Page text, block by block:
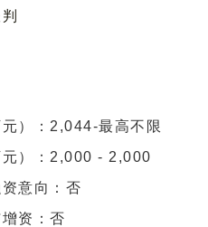
）： 2,044-最高不限
）： 2,000 - 2,000
意向：否
资：否